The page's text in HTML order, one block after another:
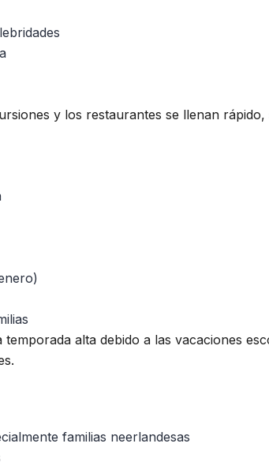
y los restaurantes se llenan
alta debido a las vacaciones
familias neerlandesas